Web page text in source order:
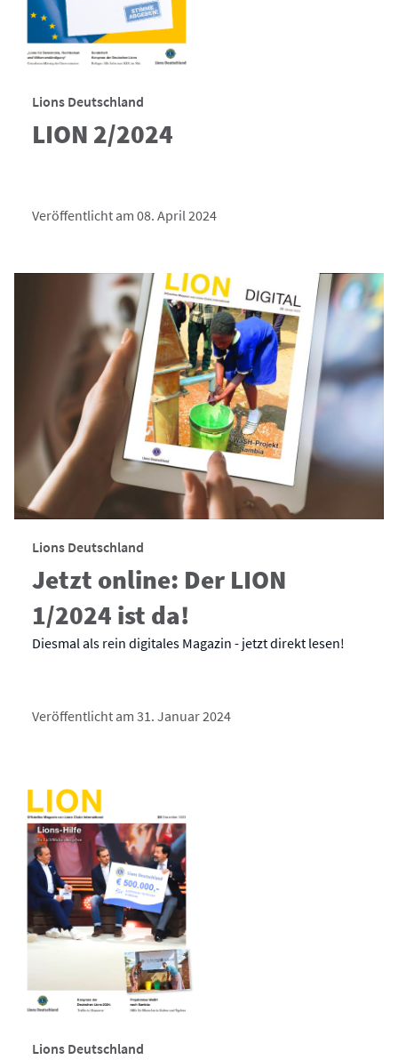
Lions Deutschland
LION 2/2024
Veröffentlicht am 08. April 2024
Lions Deutschland
Jetzt online: Der LION
1/2024 ist da!
Diesmal als rein digitales Magazin - jetzt direkt lesen!
Veröffentlicht am 31. Januar 2024
Lions Deutschland